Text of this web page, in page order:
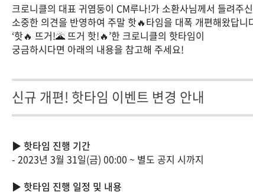
크로니클의 대표 귀염둥이 CM루나!가 소환사님께서 들려주신
소중한 의견을 반영하여 주말 핫🔥타임을 대폭 개편해왔답니
‘핫🔥 뜨거!🌋 뜨거 핫!🔥’한 크로니클의 핫타임이
궁금하시다면 아래의 내용을 참고해 주세요!
신규 개편! 핫타임 이벤트 변경 안내
▶ 핫타임 진행 기간
- 2023년 3월 31일(금) 00:00 ~ 별도 공지 시까지
▶ 핫타임 진행 일정 및 내용